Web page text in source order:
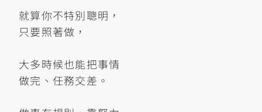
就算你不特別聰明，
只要照著做，
大多時候也能把事情
做完、任務交差。